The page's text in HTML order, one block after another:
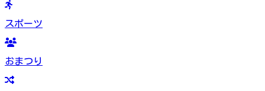
スポーツ
おまつり